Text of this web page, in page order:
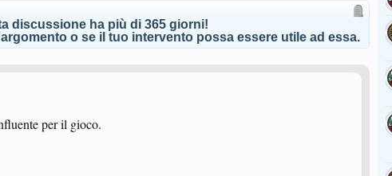
discussione ha più di 365 giorni!
o se il tuo intervento possa essere utile ad essa.
per il gioco.